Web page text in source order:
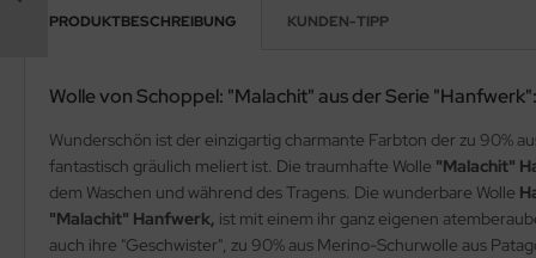
PRODUKTBESCHREIBUNG KUNDEN-TIPP
Wolle von Schoppel: "Malachit" aus der Serie "Hanfwerk":
Wunderschön ist der einzigartig charmante Farbton der zu 90%
fantastisch gräulich meliert ist. Die traumhafte Wolle "Malachit"
dem Waschen und während des Tragens. Die wunderbare Wolle
"Malachit" Hanfwerk, ist mit einem ihr ganz eigenen
auch ihre "Geschwister", zu 90% aus Merino-Schurwolle aus